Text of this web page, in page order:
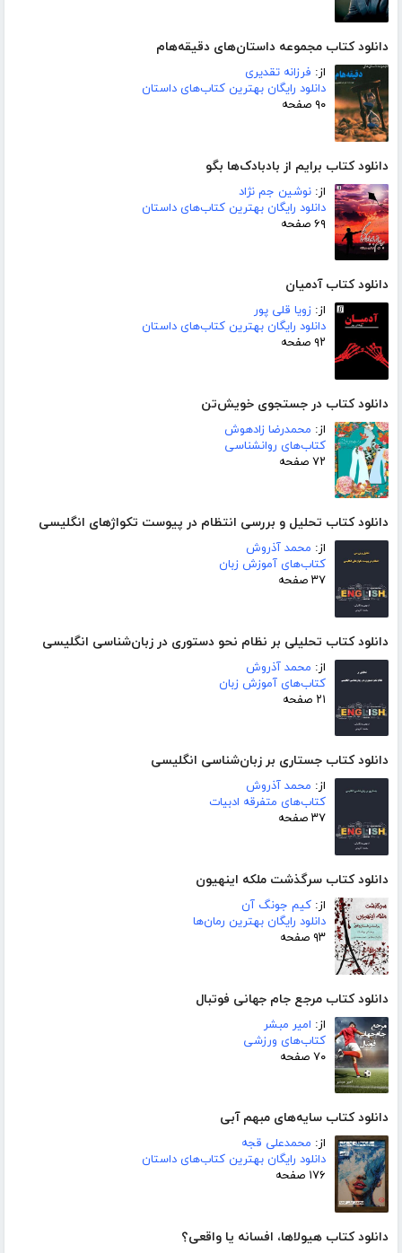
دانلود کتاب مجموعه داستان‌های دقیقه‌هام
از: فرزانه تقدیری
دانلود رایگان بهترین کتاب‌های داستان
۹۰ صفحه
دانلود کتاب برایم از بادبادک‌ها بگو
از: نوشین جم نژاد
دانلود رایگان بهترین کتاب‌های داستان
۶۹ صفحه
دانلود کتاب آدمیان
از: زویا قلی پور
دانلود رایگان بهترین کتاب‌های داستان
۹۲ صفحه
دانلود کتاب در جستجوی خویش‌تن
از: محمدرضا زادهوش
کتاب‌های روانشناسی
۷۲ صفحه
دانلود کتاب تحلیل و بررسی انتظام در پیوست تکواژهای انگلیسی
از: محمد آذروش
کتاب‌های آموزش زبان
۳۷ صفحه
دانلود کتاب تحلیلی بر نظام نحو دستوری در زبان‌شناسی انگلیسی
از: محمد آذروش
کتاب‌های آموزش زبان
۲۱ صفحه
دانلود کتاب جستاری بر زبان‌شناسی انگلیسی
از: محمد آذروش
کتاب‌های متفرقه ادبیات
۳۷ صفحه
دانلود کتاب سرگذشت ملکه اینهیون
از: کیم جونگ آن
دانلود رایگان بهترین رمان‌ها
۹۳ صفحه
دانلود کتاب مرجع جام جهانی فوتبال
از: امیر مبشر
کتاب‌های ورزشی
۷۰ صفحه
دانلود کتاب سایه‌های مبهم آبی
از: محمدعلی قجه
دانلود رایگان بهترین کتاب‌های داستان
۱۷۶ صفحه
دانلود کتاب هیولاها، افسانه یا واقعی؟